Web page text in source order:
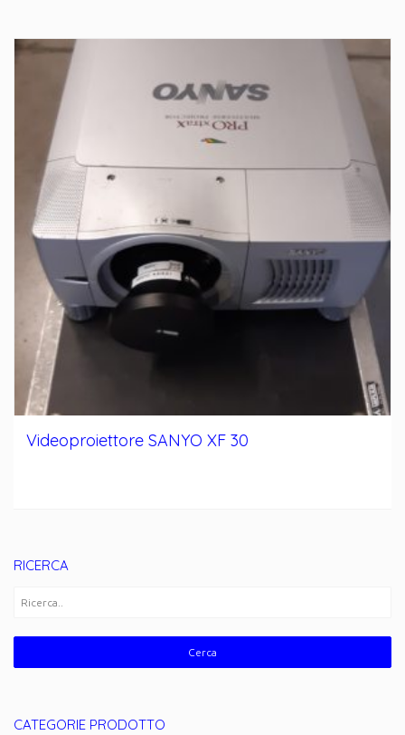
Videoproiettore SANYO XF 30
RICERCA
CATEGORIE PRODOTTO